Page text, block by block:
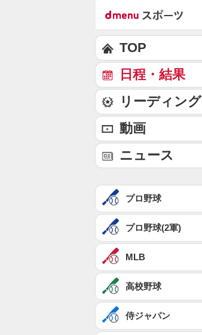
TOP
日程・結果
リーディング
動画
ニュース
プロ野球
プロ野球(2軍)
MLB
高校野球
侍ジャパン